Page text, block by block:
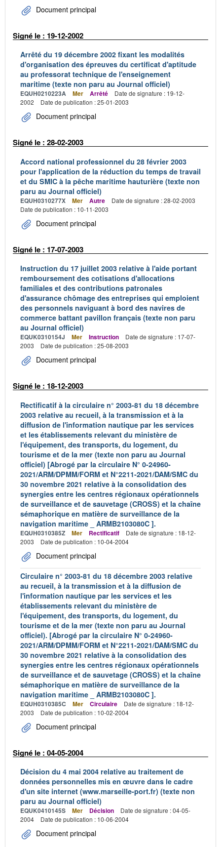
Document principal
Signé le : 19-12-2002
Arrêté du 19 décembre 2002 fixant les modalités
d'organisation des épreuves du certificat d'aptitude
au professorat technique de l'enseignement
maritime (texte non paru au Journal officiel)
EQUH0210223A Mer Arrêté
Date de signature : 19-12-
2002
Date de publication : 25-01-2003
Document principal
Signé le : 28-02-2003
Accord national professionnel du 28 février 2003
pour l'application de la réduction du temps de travail
et du SMIC à la pêche maritime hauturière (texte non
paru au Journal officiel)
EQUH0310277X Mer Autre
Date de signature : 28-02-2003
Date de publication : 10-11-2003
Document principal
Signé le : 17-07-2003
Instruction du 17 juillet 2003 relative à l'aide portant
remboursement des cotisations d'allocations
familiales et des contributions patronales
d'assurance chômage des entreprises qui emploient
des personnels naviguant à bord des navires de
commerce battant pavillon français (texte non paru
au Journal officiel)
EQUK0310154J Mer Instruction
Date de signature : 17-07-
2003
Date de publication : 25-08-2003
Document principal
Signé le : 18-12-2003
Rectificatif à la circulaire n° 2003-81 du 18 décembre
2003 relative au recueil, à la transmission et à la
diffusion de l'information nautique par les services
et les établissements relevant du ministère de
l'équipement, des transports, du logement, du
tourisme et de la mer (texte non paru au Journal
officiel) [Abrogé par la circulaire N° 0-24960-
2021/ARM/DPMM/FORM et N°2211-2021/DAM/SMC du
30 novembre 2021 relative à la consolidation des
synergies entre les centres régionaux opérationnels
de surveillance et de sauvetage (CROSS) et la chaîne
sémaphorique en matière de surveillance de la
navigation maritime _ ARMB2103080C ].
EQUH0310385Z Mer Rectificatif
Date de signature : 18-12-
2003
Date de publication : 10-04-2004
Document principal
Circulaire n° 2003-81 du 18 décembre 2003 relative
au recueil, à la transmission et à la diffusion de
l'information nautique par les services et les
établissements relevant du ministère de
l'équipement, des transports, du logement, du
tourisme et de la mer (texte non paru au Journal
officiel). [Abrogé par la circulaire N° 0-24960-
2021/ARM/DPMM/FORM et N°2211-2021/DAM/SMC du
30 novembre 2021 relative à la consolidation des
synergies entre les centres régionaux opérationnels
de surveillance et de sauvetage (CROSS) et la chaîne
sémaphorique en matière de surveillance de la
navigation maritime _ ARMB2103080C ].
EQUH0310385C Mer Circulaire
Date de signature : 18-12-
2003
Date de publication : 10-02-2004
Document principal
Signé le : 04-05-2004
Décision du 4 mai 2004 relative au traitement de
données personnelles mis en œuvre dans le cadre
d'un site internet (www.marseille-port.fr) (texte non
paru au Journal officiel)
EQUK0410145S Mer Décision
Date de signature : 04-05-
2004
Date de publication : 10-06-2004
Document principal